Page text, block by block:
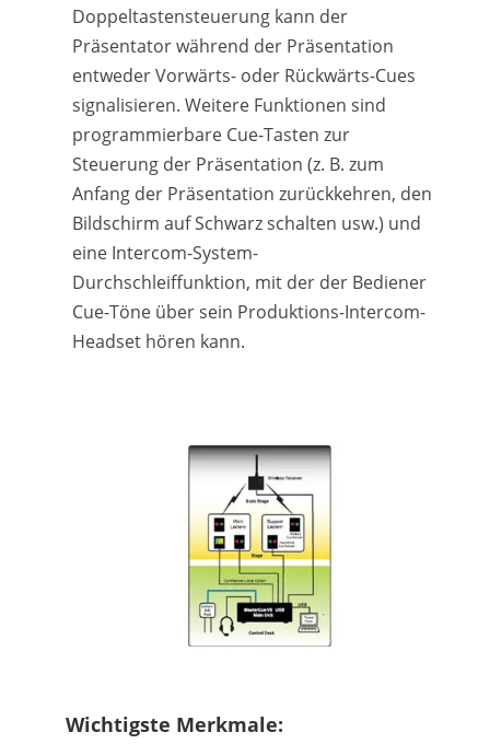
Doppeltastensteuerung kann der
Präsentator während der Präsentation
entweder Vorwärts- oder Rückwärts-Cues
signalisieren. Weitere Funktionen sind
programmierbare Cue-Tasten zur
Steuerung der Präsentation (z. B. zum
Anfang der Präsentation zurückkehren, den
Bildschirm auf Schwarz schalten usw.) und
eine Intercom-System-
Durchschleiffunktion, mit der der Bediener
Cue-Töne über sein Produktions-Intercom-
Headset hören kann.
Wichtigste Merkmale: